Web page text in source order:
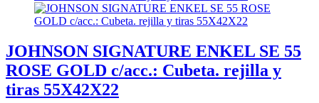
JOHNSON SIGNATURE ENKEL SE 55
ROSE GOLD c/acc.: Cubeta. rejilla y
tiras 55X42X22